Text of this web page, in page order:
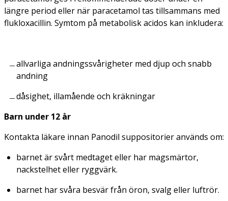
längre period eller när paracetamol tas tillsammans med
flukloxacillin. Symtom på metabolisk acidos kan inkludera:
allvarliga andningssvårigheter med djup och snabb
andning
dåsighet, illamående och kräkningar
Barn under 12 år
Kontakta läkare innan Panodil suppositorier används om:
barnet är svårt medtaget eller har magsmärtor,
nackstelhet eller ryggvärk.
barnet har svåra besvär från öron, svalg eller luftrör.